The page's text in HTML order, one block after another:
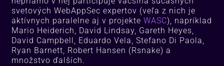
svetových WebAppSec expertov (veľa z nich je
aktívnych paralelne aj v projekteWASC), napríklad
Mario Heiderich, David Lindsay, Gareth Heyes,
David Campbell, Eduardo Vela, Stefano Di Paola,
Ryan Barnett, Robert Hansen (Rsnake) a
množstvo ďalších.